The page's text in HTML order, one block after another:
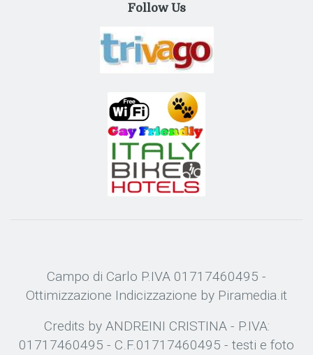
Follow Us
Campo di Carlo P.IVA 01717460495 -
Ottimizzazione Indicizzazione by Piramedia.it
Credits by ANDREINI CRISTINA - P.IVA:
01717460495 - C.F.01717460495 - testi e foto